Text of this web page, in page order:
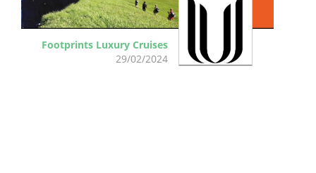
Footprints Luxury Cruises
29/02/2024